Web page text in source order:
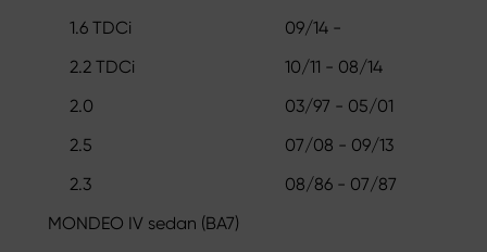
1.6 TDCi
09/14 -
2.2 TDCi
10/11 - 08/14
2.0
03/97 - 05/01
2.5
07/08 - 09/13
2.3
08/86 - 07/87
MONDEO IV sedan (BA7)